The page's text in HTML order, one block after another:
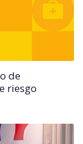
de
riesgo